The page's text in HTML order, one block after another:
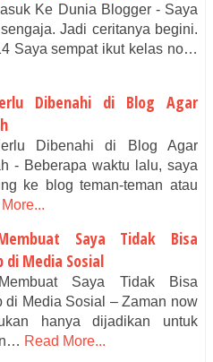
Ke Dunia Blogger - Saya
Jadi ceritanya begini.
Saya sempat ikut kelas no…
Dibenahi di Blog Agar
Dibenahi di Blog Agar
- Beberapa waktu lalu, saya
ke blog teman-teman atau
Saya Tidak Bisa
di Media Sosial
Saya Tidak Bisa
di Media Sosial – Zaman now
hanya dijadikan untuk
Read More...